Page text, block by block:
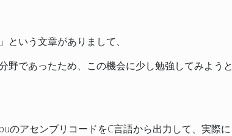
いう文章がありまして、
野であったため、この機会に少し勉強してみようと
のアセンブリコードをC言語から出力して、実際に